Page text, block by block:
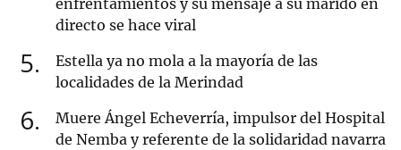
directo se hace viral
5
Estella ya no mola a la mayoría de las
localidades de la Merindad
6
Muere Ángel Echeverría, impulsor del Hospital
de Nemba y referente de la solidaridad navarra